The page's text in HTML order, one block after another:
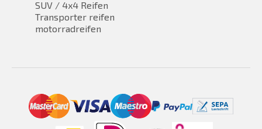
SUV / 4x4 Reifen
Transporter reifen
motorradreifen